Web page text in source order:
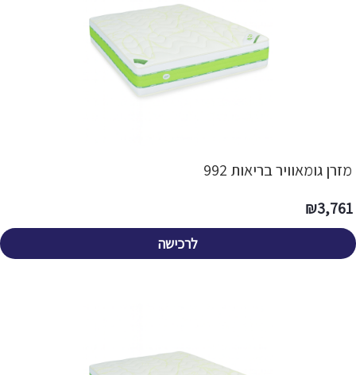
מזרן גומאוויר בריאות 992
3,761
₪
לרכישה